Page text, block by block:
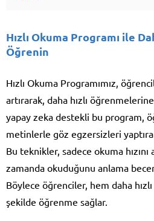
Hızlı Okuma Programı ile
Öğrenin
Hızlı Okuma Programımız,
artırarak, daha hızlı
yapay zeka destekli bu program,
metinlerle göz egzersizleri
Bu teknikler, sadece okuma hızını
zamanda okuduğunu anlama
Böylece öğrenciler, hem daha
şekilde öğrenme sağlar.